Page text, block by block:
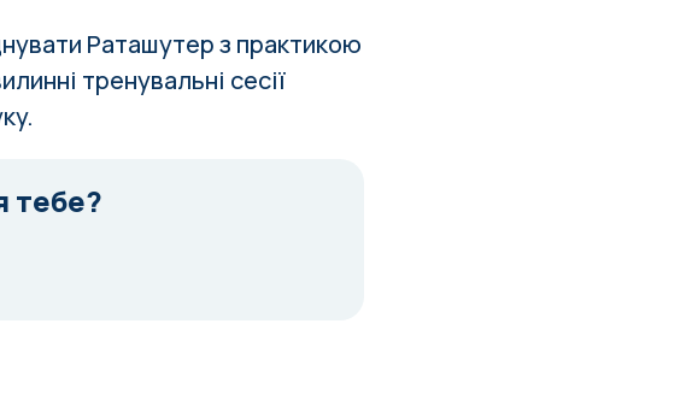
Раташутер з практикою
тренувальні сесії
тебе?